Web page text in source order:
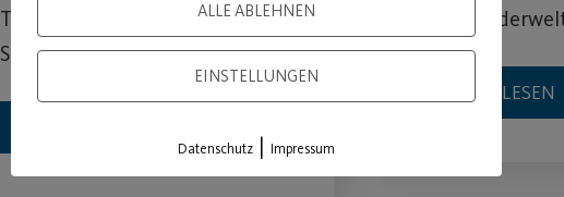
Teilnehmer/in für unsere
Studie.
Postis
WEITERLESEN
ALLE ABLEHNEN
EINSTELLUNGEN
Datenschutz | Impressum